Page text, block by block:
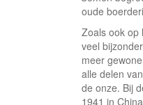
oude
Zoals ook op
veel
meer
alle delen
de onze. Bij
1941 in